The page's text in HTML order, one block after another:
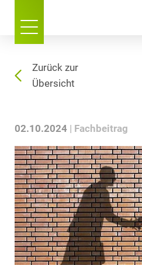
Zurück zur
Übersicht
02.10.2024 Fachbeitrag